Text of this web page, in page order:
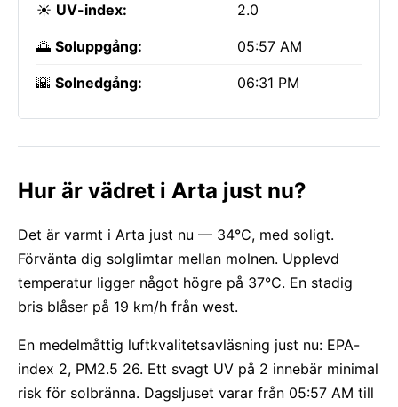
☀️ UV-index: 2.0
🌅 Soluppgång: 05:57 AM
🌇 Solnedgång: 06:31 PM
Hur är vädret i Arta just nu?
Det är varmt i Arta just nu — 34°C, med soligt.
Förvänta dig solglimtar mellan molnen. Upplevd
temperatur ligger något högre på 37°C. En stadig
bris blåser på 19 km/h från west.
En medelmåttig luftkvalitetsavläsning just nu: EPA-
index 2, PM2.5 26. Ett svagt UV på 2 innebär minimal
risk för solbränna. Dagsljuset varar från 05:57 AM till